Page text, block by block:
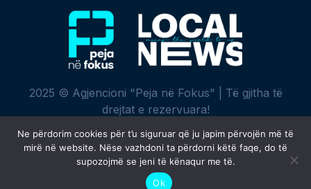
2025 © Agjencioni "Peja në Fokus" | Të gjitha të
drejtat e rezervuara!
Krijuar me ♥ nga
Ne përdorim cookies për t’u siguruar që ju japim përvojën më të
mirë në website. Nëse vazhdoni ta përdorni këtë faqe, do të
supozojmë se jeni të kënaqur me të.
Ok